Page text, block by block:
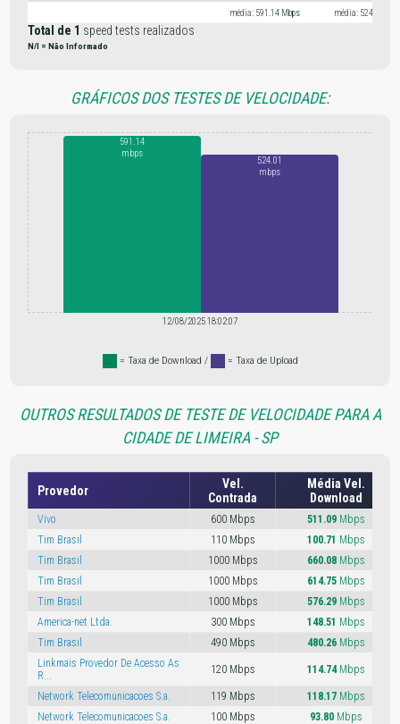
média: 591.14 Mbps média: 524.01
Total de 1 speed tests realizados
N/I = Não Informado
GRÁFICOS DOS TESTES DE VELOCIDADE:
591.14
mbps
524.01
mbps
12/08/2025 18:02:07
. = Taxa de Download / . = Taxa de Upload
OUTROS RESULTADOS DE TESTE DE VELOCIDADE PARA A
CIDADE DE LIMEIRA - SP
Provedor
Vel.
Contrada
Média Vel.
Download
Vivo 600 Mbps 511.09 Mbps
Tim Brasil
110 Mbps 100.71 Mbps
Tim Brasil
1000 Mbps 660.08 Mbps
Tim Brasil
1000 Mbps 614.75 Mbps
Tim Brasil
1000 Mbps 576.29 Mbps
America-net Ltda.
300 Mbps 148.51 Mbps
Tim Brasil
490 Mbps 480.26 Mbps
Linkmais Provedor De Acesso As
R...
120 Mbps 114.74Mbps
Network Telecomunicacoes S.a. 119 Mbps 118.17 Mbps
Network Telecomunicacoes S.a.
100 Mbps 93.80 Mbps